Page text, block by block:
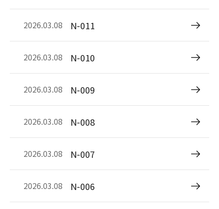
2026.03.08 N-011
2026.03.08 N-010
2026.03.08 N-009
2026.03.08 N-008
2026.03.08 N-007
2026.03.08 N-006